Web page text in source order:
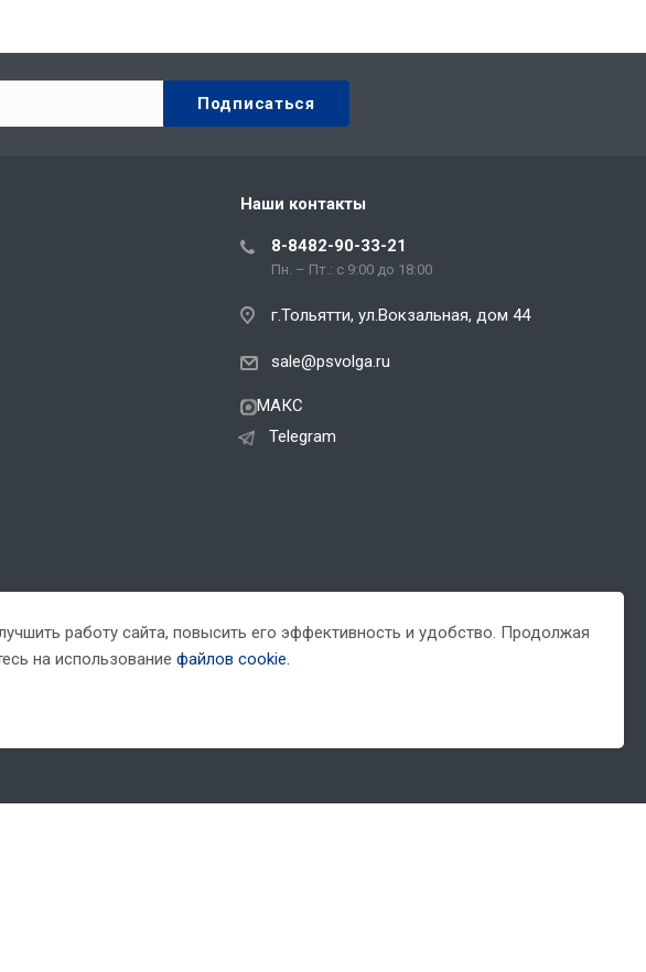
Наши контакты
8-8482-90-33-21
Пн. – Пт.: с 9:00 до 18:00
г.Тольятти, ул.Вокзальная, дом 44
sale@psvolga.ru
МАКС
Telegram
работу сайта, повысить его эффективность и удобство. Продолжая
на использование файлов cookie.